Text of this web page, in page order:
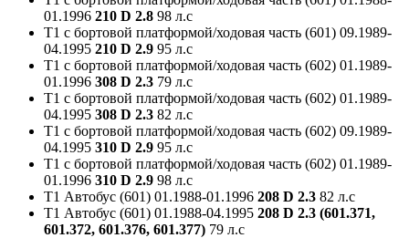
01.1996 210 D 2.8 98 л.с
T1 c бортовой платформой/ходовая часть (601) 09.1989-
04.1995 210 D 2.9 95 л.с
T1 c бортовой платформой/ходовая часть (602) 01.1989-
01.1996 308 D 2.3 79 л.с
T1 c бортовой платформой/ходовая часть (602) 01.1989-
04.1995 308 D 2.3 82 л.с
T1 c бортовой платформой/ходовая часть (602) 09.1989-
04.1995 310 D 2.9 95 л.с
T1 c бортовой платформой/ходовая часть (602) 01.1989-
01.1996 310 D 2.9 98 л.с
T1 Автобус (601) 01.1988-01.1996 208 D 2.3 82 л.с
T1 Автобус (601) 01.1988-04.1995 208 D 2.3 (601.371,
601.372, 601.376, 601.377) 79 л.с